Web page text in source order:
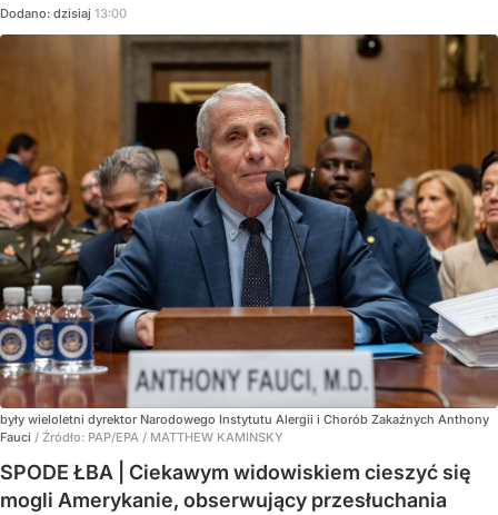
Dodano: dzisiaj 13:00
były wieloletni dyrektor Narodowego Instytutu Alergii i Chorób Zakaźnych Anthony
Fauci / Źródło: PAP/EPA / MATTHEW KAMINSKY
SPODE ŁBA | Ciekawym widowiskiem cieszyć się
mogli Amerykanie, obserwujący przesłuchania